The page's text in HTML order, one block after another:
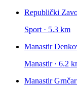
Republički
Sport · 5.3 km
Manastir
Manastir · 6.2
Manastir